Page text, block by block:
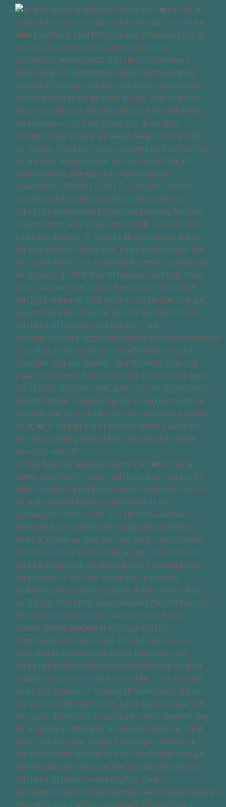
🎉 Idag fyller vår älskade Sophie 9 år! ❤️För nio år
sedan kom hon till världen och förändrade våra liv för
alltid.I samband med förlossningen drabbades hon av
en svår syrebrist (asfyxi), vilket ledde till en
hjärnskada. Hennes tuffa start i livet har inneburit
utmaningar och resulterade i diagnoserna cerebral
pares (CP) och epilepsi.Men om det är något Sophie
har lärt oss så är det att aldrig ge upp. Hon är en tjej
med en otrolig vilja, ett stort hjärta och en nyfikenhet
som smittar av sig. Hon älskar djur, är en riktig
problemlösare och ger sig sällan förrän hon har hittat
en lösning. Hon möter varje utmaning med ett mod och
en envishet som inspirerar oss varje dag.Efter att
Sophie föddes startade vi en insamling hos
Hjärnfonden i hennes namn. Den började som en
insamling till forskning om asfyxi, men idag vill vi
också uppmärksamma behovet av forskning kring de
konsekvenser som asfyxi kan leda till – som cerebral
pares och epilepsi. Vi hoppas att forskningen ska ge
fler barn en bättre start i livet, bättre behandlingar och
en ljusare framtid.Vill du uppmärksamma Sophies dag
får du gärna ge ett bidrag till hennes insamling. Varje
gåva, stor som liten, hjälper forskningen framåt och
kan göra verklig skillnad för barn och familjer som går
igenom liknande resor.Läs mer om Sophies historia
och bidra till hennes insamling här: (länk i
bion)https://insamling.hjarnfonden.se/fundraisers/sophies-
insamling-for-forskning-om-asfyxi5768Grattis på 9-